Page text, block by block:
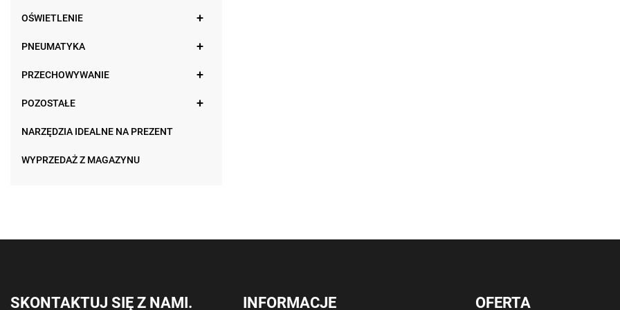
OŚWIETLENIE
PNEUMATYKA
PRZECHOWYWANIE
POZOSTAŁE
NARZĘDZIA IDEALNE NA PREZENT
WYPRZEDAŻ Z MAGAZYNU
SKONTAKTUJ SIĘ Z NAMI. INFORMACJE OFERTA